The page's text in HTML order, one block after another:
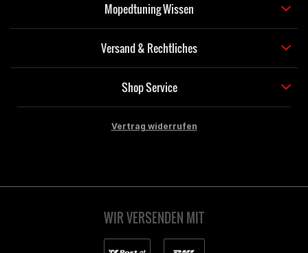
Mopedtuning Wissen
Versand & Rechtliches
Shop Service
Vertrag widerrufen
WIR VERSENDEN MIT